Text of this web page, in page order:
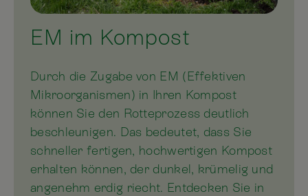
EM im Kompost
Durch die Zugabe von EM (Effektiven
Mikroorganismen) in Ihren Kompost
können Sie den Rotteprozess deutlich
beschleunigen. Das bedeutet, dass Sie
schneller fertigen, hochwertigen Kompost
erhalten können, der dunkel, krümelig und
angenehm erdig riecht. Entdecken Sie in